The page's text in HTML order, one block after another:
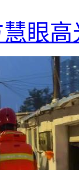
眼高